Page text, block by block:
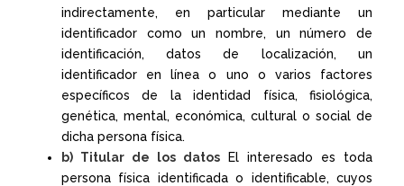
indirectamente, en particular mediante un
identificador como un nombre, un número de
identificación, datos de localización, un
identificador en línea o uno o varios factores
específicos de la identidad física, fisiológica,
genética, mental, económica, cultural o social de
dicha persona física.
b) Titular de los datos
El interesado es toda
persona física identificada o identificable, cuyos